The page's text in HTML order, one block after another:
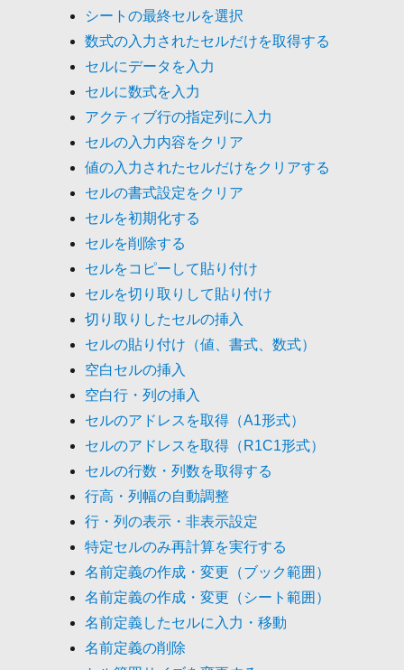
シートの最終セルを選択
数式の入力されたセルだけを取得する
セルにデータを入力
セルに数式を入力
アクティブ行の指定列に入力
セルの入力内容をクリア
値の入力されたセルだけをクリアする
セルの書式設定をクリア
セルを初期化する
セルを削除する
セルをコピーして貼り付け
セルを切り取りして貼り付け
切り取りしたセルの挿入
セルの貼り付け（値、書式、数式）
空白セルの挿入
空白行・列の挿入
セルのアドレスを取得（A1形式）
セルのアドレスを取得（R1C1形式）
セルの行数・列数を取得する
行高・列幅の自動調整
行・列の表示・非表示設定
特定セルのみ再計算を実行する
名前定義の作成・変更（ブック範囲）
名前定義の作成・変更（シート範囲）
名前定義したセルに入力・移動
名前定義の削除